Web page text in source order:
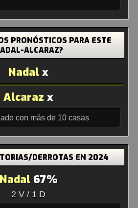
PRONÓSTICOS PARA ESTE
ALCARAZ?
Nadal x
Alcaraz x
con más de 10 casas
DERROTAS EN 2024
Nadal 67%
2 V / 1 D